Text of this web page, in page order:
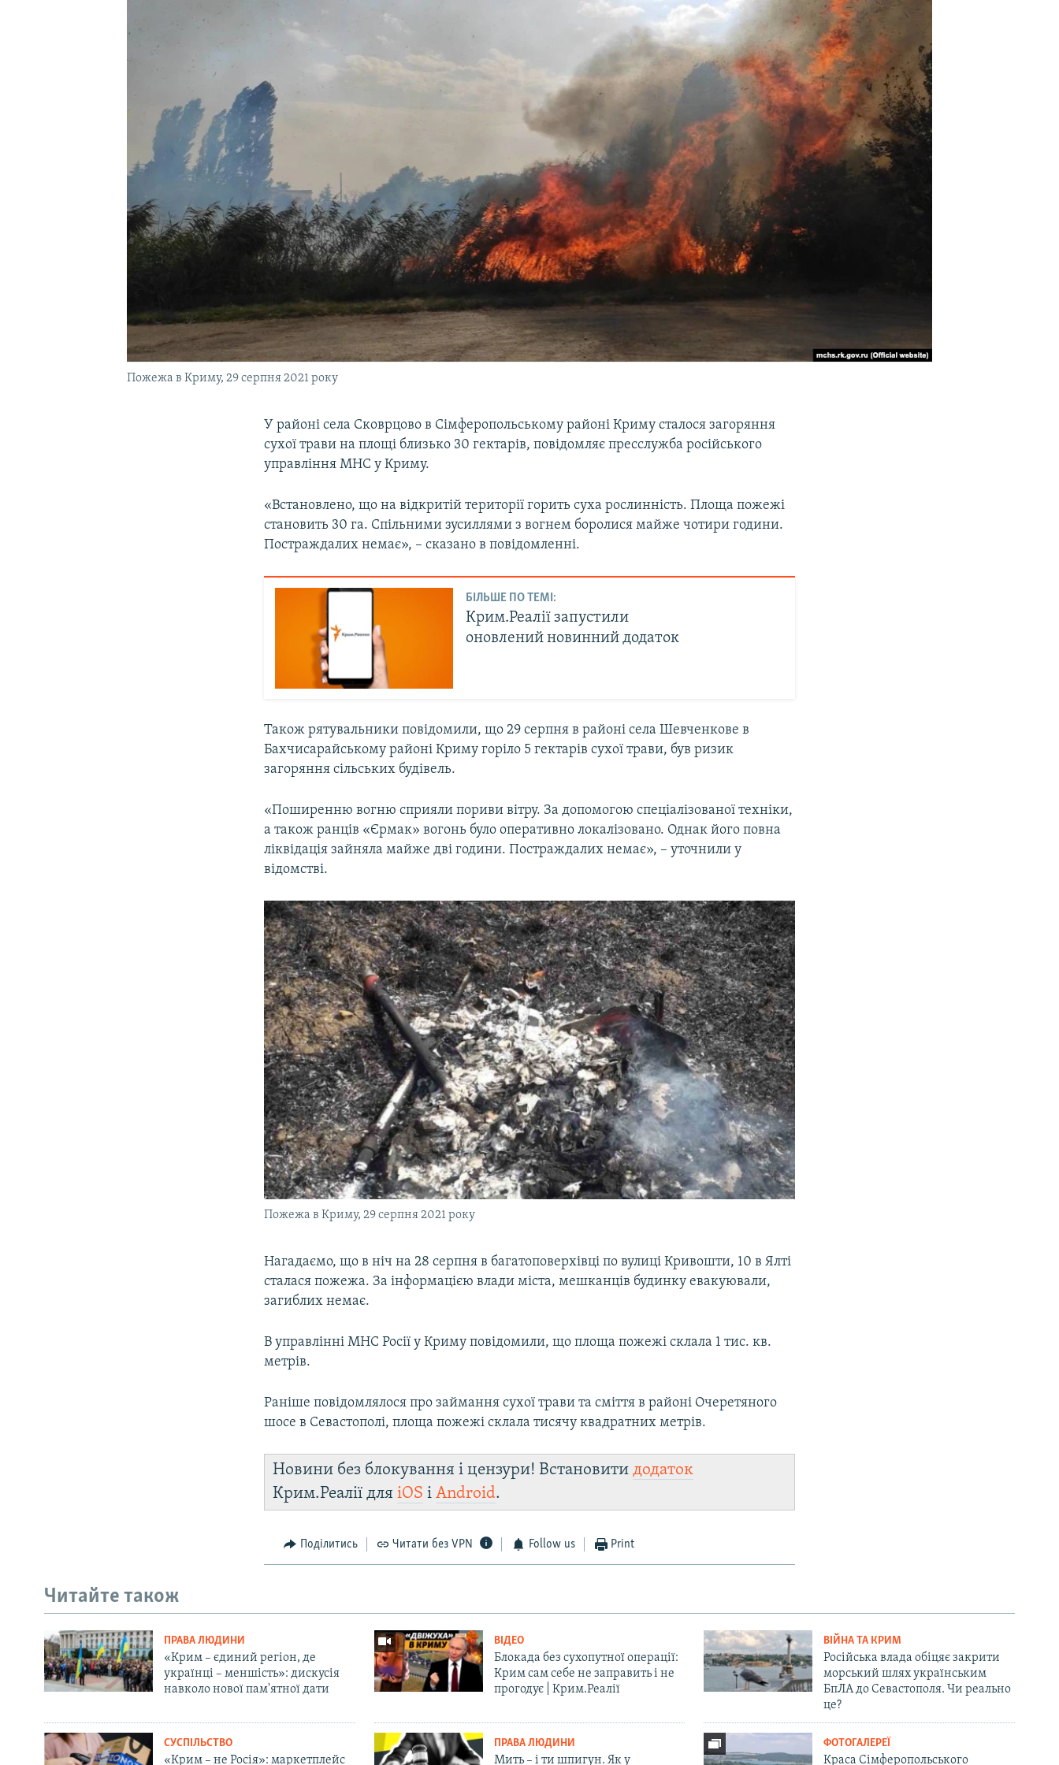
УКРАЇНСЬКА ПРОБЛЕМА КРИМУ
Пожежа в Криму, 29 серпня 2021 року
У районі села Сковрцово в Сімферопольському районі Криму сталося загоряння
сухої трави на площі близько 30 гектарів, повідомляє пресслужба російського
управління МНС у Криму.
«Встановлено, що на відкритій території горить суха рослинність. Площа пожежі
становить 30 га. Спільними зусиллями з вогнем боролися майже чотири години.
Постраждалих немає», – сказано в повідомленні.
БІЛЬШЕ ПО ТЕМІ:
Крим.Реалії запустили
оновлений новинний додаток
Також рятувальники повідомили, що 29 серпня в районі села Шевченкове в
Бахчисарайському районі Криму горіло 5 гектарів сухої трави, був ризик
загоряння сільських будівель.
«Поширенню вогню сприяли пориви вітру. За допомогою спеціалізованої техніки,
а також ранців «Єрмак» вогонь було оперативно локалізовано. Однак його повна
ліквідація зайняла майже дві години. Постраждалих немає», – уточнили у
відомстві.
Пожежа в Криму, 29 серпня 2021 року
Нагадаємо, що в ніч на 28 серпня в багатоповерхівці по вулиці Кривошти, 10 в Ялті
сталася пожежа. За інформацією влади міста, мешканців будинку евакуювали,
загиблих немає.
В управлінні МНС Росії у Криму повідомили, що площа пожежі склала 1 тис. кв.
метрів.
Раніше повідомлялося про займання сухої трави та сміття в районі Очеретяного
шосе в Севастополі, площа пожежі склала тисячу квадратних метрів.
Новини без блокування і цензури! Встановитидодаток
Крим.Реалії дляiOS іAndroid.
Поділитись Читати без VPN Follow us Print
Читайте також
ПРАВА ЛЮДИНИ
«Крим – єдиний регіон, де
українці – меншість»: дискусія
навколо нової пам'ятної дати
ВІДЕО
Блокада без сухопутної операції:
Крим сам себе не заправить і не
прогодує | Крим.Реалії
ВІЙНА ТА КРИМ
Російська влада обіцяє закрити
морський шлях українським
БпЛА до Севастополя. Чи реально
це?
СУСПІЛЬСТВО
«Крим – не Росія»: маркетплейс
ПРАВА ЛЮДИНИ
Мить – і ти шпигун. Як у
ФОТОГАЛЕРЕЇ
Краса Сімферопольського